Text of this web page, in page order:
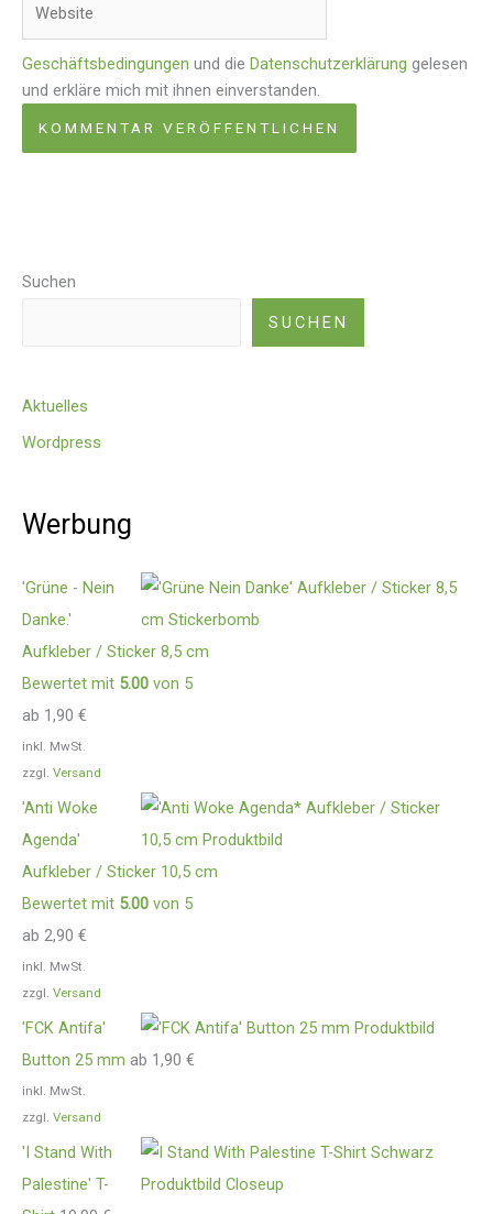
Geschäftsbedingungen und die Datenschutzerklärung gelesen
und erkläre mich mit ihnen einverstanden.
Suchen
SUCHEN
Aktuelles
Wordpress
Werbung
'Grüne - Nein
Danke.'
Aufkleber / Sticker 8,5 cm
Bewertet mit 5.00 von 5
ab 1,90 €
inkl. MwSt.
zzgl. Versand
'Anti Woke
Agenda'
Aufkleber / Sticker 10,5 cm
Bewertet mit 5.00 von 5
ab 2,90 €
inkl. MwSt.
zzgl. Versand
'FCK Antifa'
Button 25 mm ab 1,90 €
inkl. MwSt.
zzgl. Versand
'I Stand With
Palestine' T-